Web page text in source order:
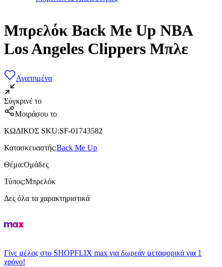
Μπρελόκ Back Me Up NBA
Los Angeles Clippers Μπλε
Αγαπημένα
Σύγκρινέ το
Μοιράσου το
ΚΩΔΙΚΟΣ SKU:SF-01743582
Κατασκευαστής:Back Me Up
Θέμα:Ομάδες
Τύπος:Μπρελόκ
Δες όλα τα χαρακτηριστικά
Γίνε μέλος στο SHOPFLIX max για δωρεάν μεταφορικά για 1
χρόνο!